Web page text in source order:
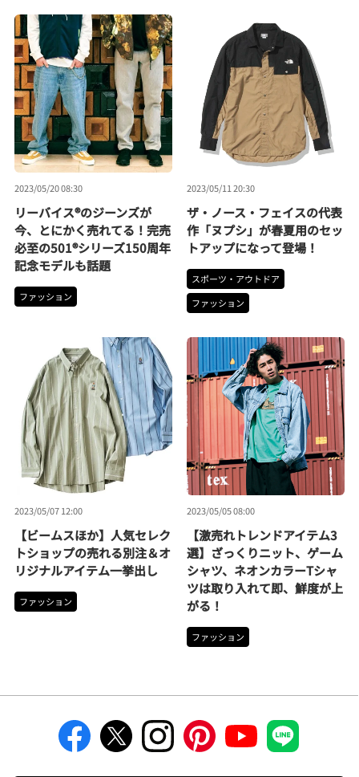
2023/05/20 08:30
リーバイス®のジーンズが
今、とにかく売れてる！完売
必至の501®シリーズ150周年
記念モデルも話題
ファッション
2023/05/11 20:30
ザ・ノース・フェイスの代表
作「ヌプシ」が春夏用のセッ
トアップになって登場！
スポーツ・アウトドア
ファッション
2023/05/07 12:00
【ビームスほか】人気セレク
トショップの売れる別注＆オ
リジナルアイテム一挙出し
ファッション
2023/05/05 08:00
【激売れトレンドアイテム3
選】ざっくりニット、ゲーム
シャツ、ネオンカラーTシャ
ツは取り入れて即、鮮度が上
がる！
ファッション